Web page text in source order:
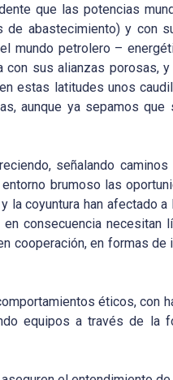
que las potencias
abastecimiento) y con
mundo petrolero –
con sus alianzas porosas,
estas latitudes unos
aunque ya sepamos que
señalando
brumoso las
la coyuntura han afectado
consecuencia necesitan
cooperación, en formas de
éticos, con
equipos a través de la